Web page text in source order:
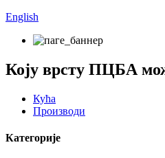
English
Коју врсту ПЦБА
Кућа
Производи
Категорије